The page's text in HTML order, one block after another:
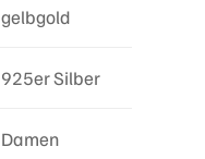
gelbgold
925er Silber
Damen